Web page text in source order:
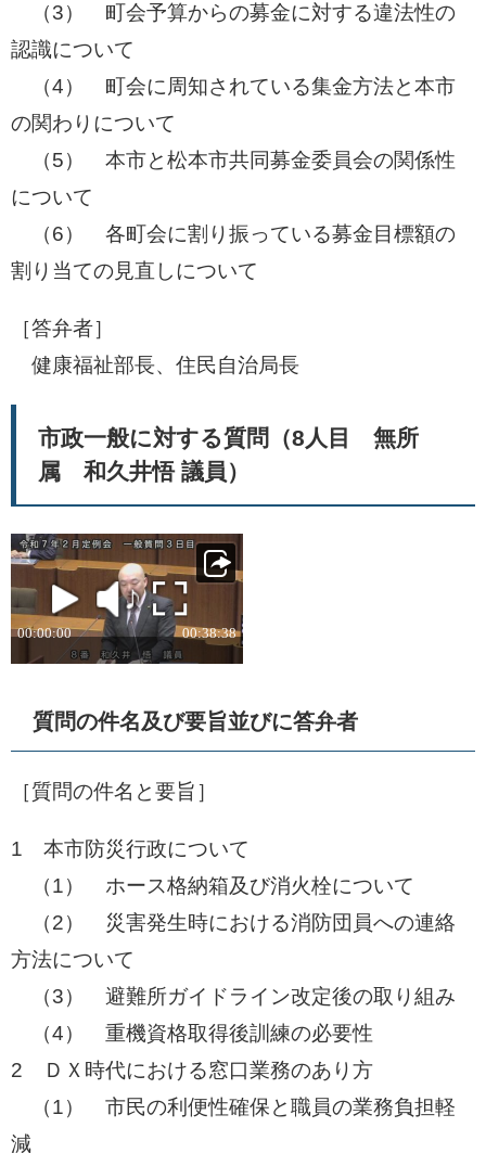
​ （3） 町会予算からの募金に対する違法性の
認識について
​ （4） 町会に周知されている集金方法と本市
の関わりについて
​ （5） 本市と松本市共同募金委員会の関係性
について
​ （6） 各町会に割り振っている募金目標額の
割り当ての見直しについて
［答弁者］
​ 健康福祉部長、住民自治局長
市政一般に対する質問（8人目 無所
属 和久井悟 議員）
質問の件名及び要旨並びに答弁者
［質問の件名と要旨］
1 本市防災行政について
​ （1） ホース格納箱及び消火栓について
​ （2） 災害発生時における消防団員への連絡
方法について
​ （3） 避難所ガイドライン改定後の取り組み
​ （4） 重機資格取得後訓練の必要性
2 ＤＸ時代における窓口業務のあり方
​ （1） 市民の利便性確保と職員の業務負担軽
減